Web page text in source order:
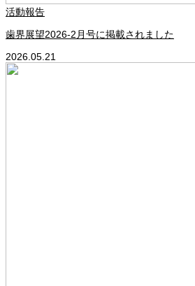
活動報告
歯界展望2026‐2月号に掲載されました
2026.05.21